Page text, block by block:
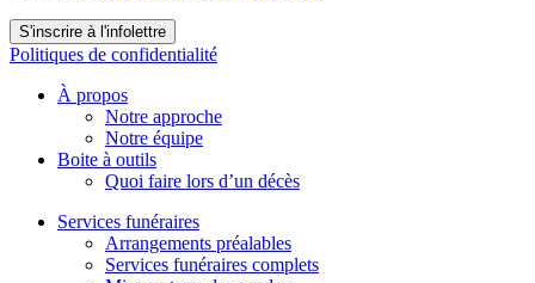
S'inscrire à l'infolettre
Politiques de confidentialité
À propos
Notre approche
Notre équipe
Boite à outils
Quoi faire lors d’un décès
Services funéraires
Arrangements préalables
Services funéraires complets